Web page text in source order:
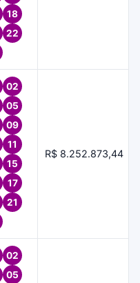
18
22
02
05
09
11
15
17
21
R$ 8.252.873,44
02
05